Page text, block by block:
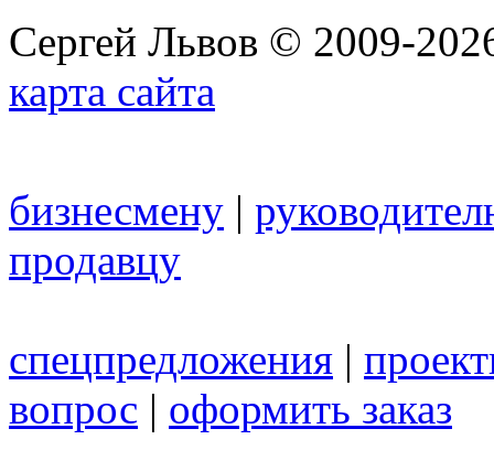
Сергей Львов © 2009-
карта сайта
бизнесмену |
продавцу
спецпредложения |
вопрос | оформить заказ